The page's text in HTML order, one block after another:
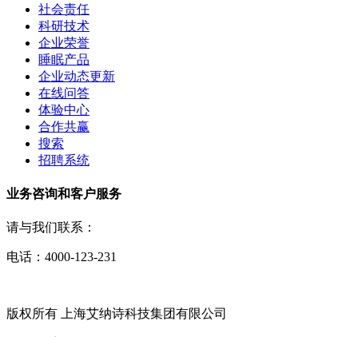
社会责任
科研技术
企业荣誉
睡眠产品
企业动态更新
在线问答
体验中心
合作共赢
搜索
招聘系统
业务咨询和客户服务
请与我们联系：
电话：4000-123-231
版权所有 上海艾纳诗科技集团有限公司